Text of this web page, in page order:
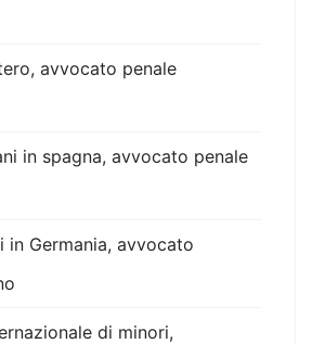
avvocato penale
in spagna, avvocato penale
in Germania, avvocato
di minori,